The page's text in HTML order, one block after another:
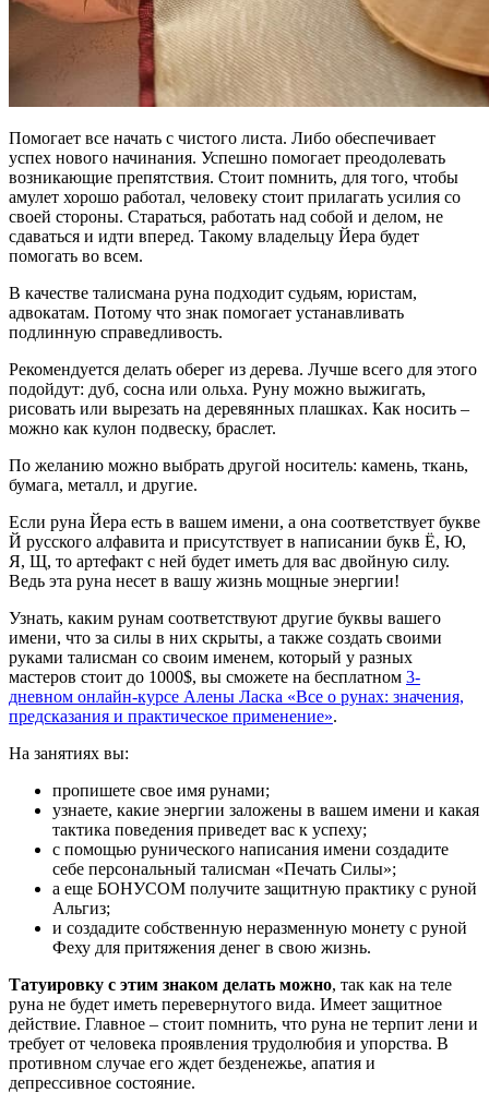
Помогает все начать с чистого листа. Либо обеспечивает
успех нового начинания. Успешно помогает преодолевать
возникающие препятствия. Стоит помнить, для того, чтобы
амулет хорошо работал, человеку стоит прилагать усилия со
своей стороны. Стараться, работать над собой и делом, не
сдаваться и идти вперед. Такому владельцу Йера будет
помогать во всем.
В качестве талисмана руна подходит судьям, юристам,
адвокатам. Потому что знак помогает устанавливать
подлинную справедливость.
Рекомендуется делать оберег из дерева. Лучше всего для этого
подойдут: дуб, сосна или ольха. Руну можно выжигать,
рисовать или вырезать на деревянных плашках. Как носить –
можно как кулон подвеску, браслет.
По желанию можно выбрать другой носитель: камень, ткань,
бумага, металл, и другие.
Если руна Йера есть в вашем имени, а она соответствует букве
Й русского алфавита и присутствует в написании букв Ё, Ю,
Я, Щ, то артефакт с ней будет иметь для вас двойную силу.
Ведь эта руна несет в вашу жизнь мощные энергии!
Узнать, каким рунам соответствуют другие буквы вашего
имени, что за силы в них скрыты, а также создать своими
руками талисман со своим именем, который у разных
мастеров стоит до 1000$, вы сможете на бесплатном 3-
дневном онлайн-курсе Алены Ласка «Все о рунах: значения,
предсказания и практическое применение».
На занятиях вы:
пропишете свое имя рунами;
узнаете, какие энергии заложены в вашем имени и какая
тактика поведения приведет вас к успеху;
с помощью рунического написания имени создадите
себе персональный талисман «Печать Силы»;
а еще БОНУСОМ получите защитную практику с руной
Альгиз;
и создадите собственную неразменную монету с руной
Феху для притяжения денег в свою жизнь.
Татуировку с этим знаком делать можно, так как на теле
руна не будет иметь перевернутого вида. Имеет защитное
действие. Главное – стоит помнить, что руна не терпит лени и
требует от человека проявления трудолюбия и упорства. В
противном случае его ждет безденежье, апатия и
депрессивное состояние.